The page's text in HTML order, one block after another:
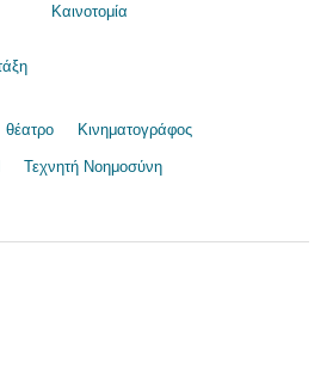
Καινοτομία
θέατρο Κινηματογράφος
Τεχνητή Νοημοσύνη